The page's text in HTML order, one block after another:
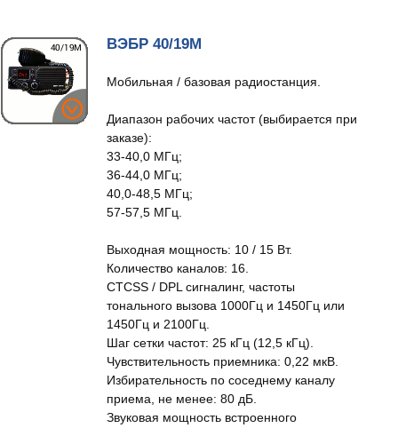
ВЭБР 40/19М
Мобильная / базовая радиостанция.
Диапазон рабочих частот (выбирается при
заказе):
33-40,0 МГц;
36-44,0 МГц;
40,0-48,5 МГц;
57-57,5 МГц.
Выходная мощность: 10 / 15 Вт.
Количество каналов: 16.
CTCSS / DPL сигналинг, частоты
тонального вызова 1000Гц и 1450Гц или
1450Гц и 2100Гц.
Шаг сетки частот: 25 кГц (12,5 кГц).
Чувствительность приемника: 0,22 мкВ.
Избирательность по соседнему каналу
приема, не менее: 80 дБ.
Звуковая мощность встроенного